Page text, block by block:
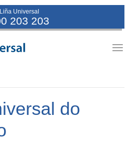
Liña Universal
203 203
do